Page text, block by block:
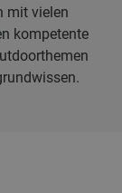
mit vielen
kompetente